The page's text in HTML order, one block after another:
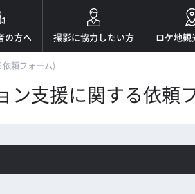
の方へ 撮影に協力したい方 ロケ地観
頼フォーム)
ン支援に関する依頼